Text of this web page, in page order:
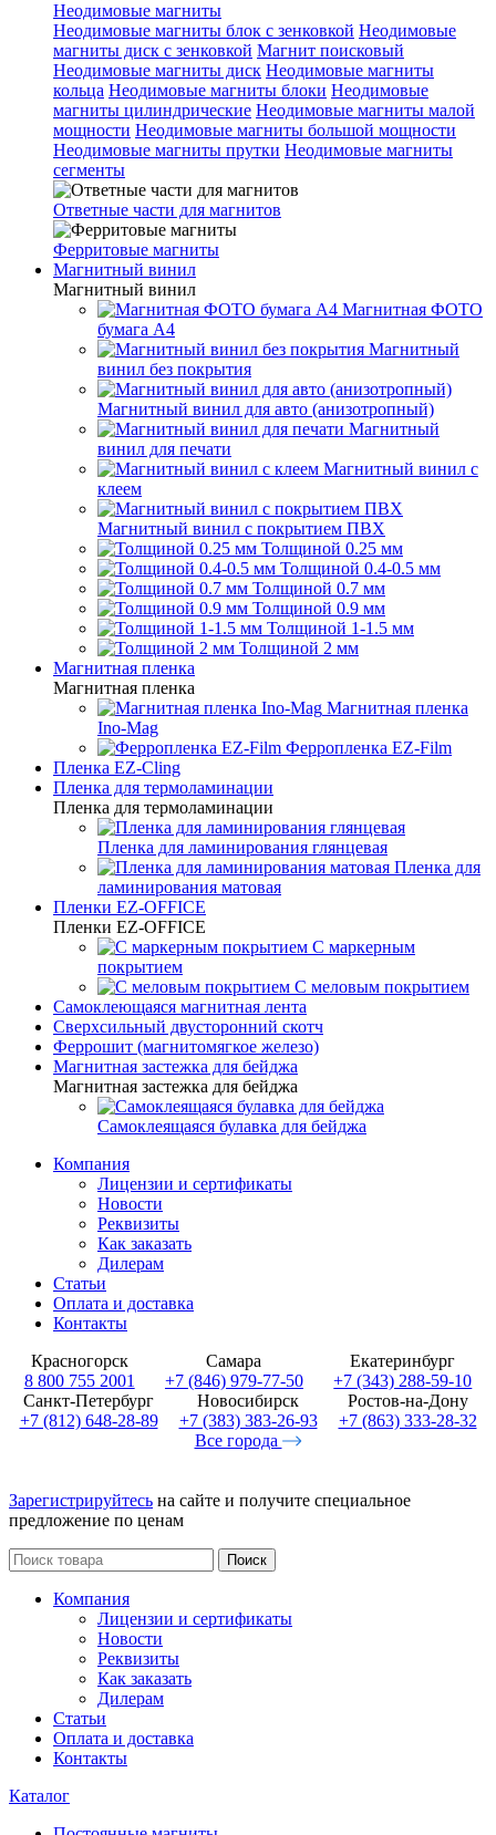
Неодимовые магниты
Неодимовые магниты блок с зенковкой Неодимовые
магниты диск с зенковкой Магнит поисковый
Неодимовые магниты диск Неодимовые магниты
кольца Неодимовые магниты блоки Неодимовые
магниты цилиндрические Неодимовые магниты малой
мощности Неодимовые магниты большой мощности
Неодимовые магниты прутки Неодимовые магниты
сегменты
Ответные части для магнитов
Ферритовые магниты
Магнитный винил
Магнитный винил
Магнитная ФОТО
бумага А4
Магнитный
винил без покрытия
Магнитный винил для авто (анизотропный)
Магнитный
винил для печати
Магнитный винил с
клеем
Магнитный винил с покрытием ПВХ
Толщиной 0.25 мм
Толщиной 0.4-0.5 мм
Толщиной 0.7 мм
Толщиной 0.9 мм
Толщиной 1-1.5 мм
Толщиной 2 мм
Магнитная пленка
Магнитная пленка
Магнитная пленка
Ino-Mag
Ферропленка EZ-Film
Пленка EZ-Cling
Пленка для термоламинации
Пленка для термоламинации
Пленка для ламинирования глянцевая
Пленка для
ламинирования матовая
Пленки EZ-OFFICE
Пленки EZ-OFFICE
С маркерным
покрытием
С меловым покрытием
Самоклеющаяся магнитная лента
Сверхсильный двусторонний скотч
Феррошит (магнитомягкое железо)
Магнитная застежка для бейджа
Магнитная застежка для бейджа
Самоклеящаяся булавка для бейджа
Компания
Лицензии и сертификаты
Новости
Реквизиты
Как заказать
Дилерам
Статьи
Оплата и доставка
Контакты
Красногорск
8 800 755 2001
Самара
+7 (846) 979-77-50
Екатеринбург
+7 (343) 288-59-10
Санкт-Петербург
+7 (812) 648-28-89
Новосибирск
+7 (383) 383-26-93
Ростов-на-Дону
+7 (863) 333-28-32
Все города
Зарегистрируйтесь на сайте и получите специальное
предложение по ценам
Поиск
Компания
Лицензии и сертификаты
Новости
Реквизиты
Как заказать
Дилерам
Статьи
Оплата и доставка
Контакты
Каталог